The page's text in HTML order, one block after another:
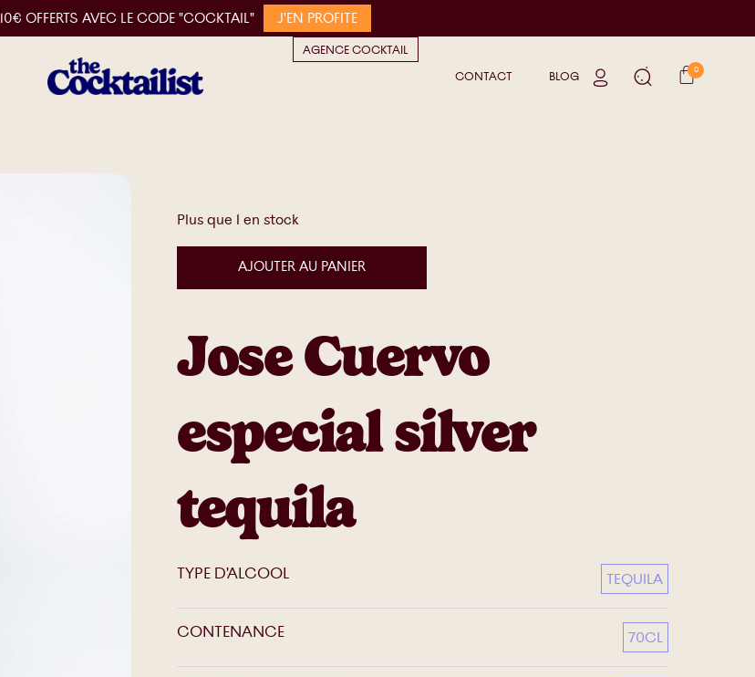
10€ OFFERTS AVEC LE CODE "COCKTAIL" J'EN PROFITE
AGENCE COCKTAIL
CONTACT
BLOG 0
Plus que 1 en stock
AJOUTER AU PANIER
Jose Cuervo
especial silver
tequila
TYPE D'ALCOOL TEQUILA
CONTENANCE 70CL